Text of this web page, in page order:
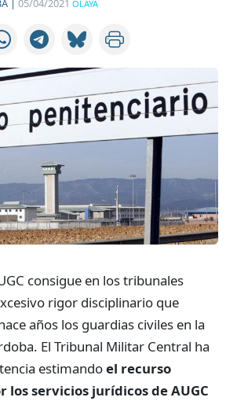
| 05/04/2021 OLAYA
consigue en los tribunales
rigor disciplinario que
años los guardias civiles en la
El Tribunal Militar Central ha
estimandoel recurso
los servicios jurídicos de AUGC